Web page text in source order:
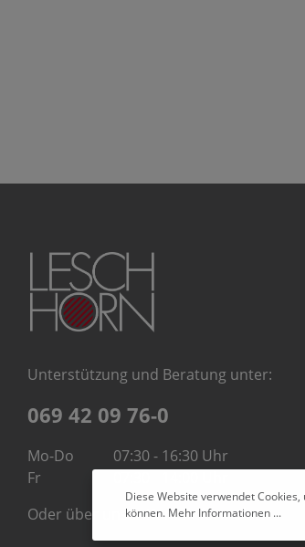
Unterstützung und Beratung unter:
069 42 09 76-0
Mo-Do
07:30 - 16:30 Uhr
Fr
Oder über unserKontaktformular.
Diese Website verwendet
können. Mehr Informationen ...